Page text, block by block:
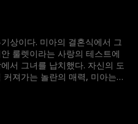
상이다. 미아의 결혼식에서 그
룰렛이라는 사랑의 테스트에
서 그녀를 납치했다. 자신의 도
커져가는 놀란의 매력, 미아는